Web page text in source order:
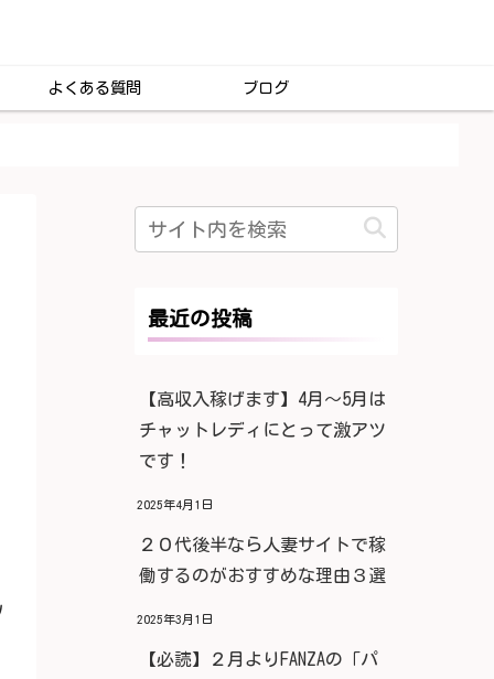
よくある質問 ブログ
最近の投稿
【高収入稼げます】4月〜5月は
チャットレディにとって激アツ
です！
2025年4月1日
２０代後半なら人妻サイトで稼
働するのがおすすめな理由３選
2025年3月1日
【必読】２月よりFANZAの「パ